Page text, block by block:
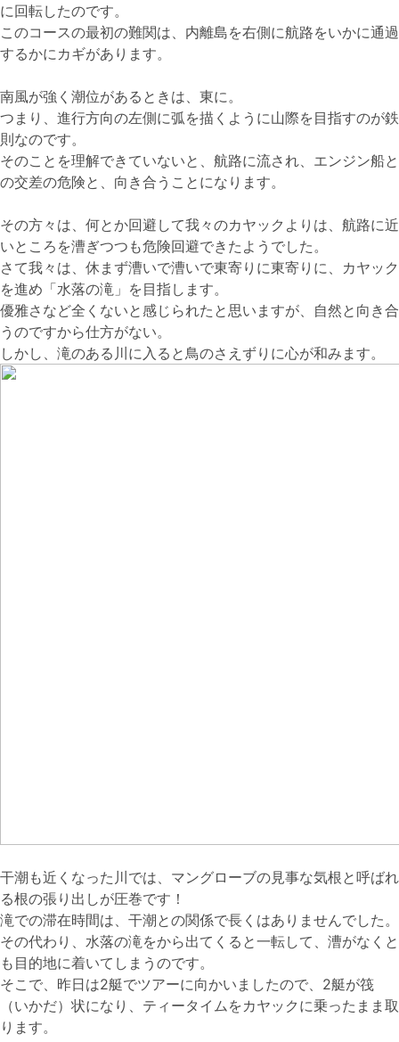
に回転したのです。
このコースの最初の難関は、内離島を右側に航路をいかに通過
するかにカギがあります。
南風が強く潮位があるときは、東に。
つまり、進行方向の左側に弧を描くように山際を目指すのが鉄
則なのです。
そのことを理解できていないと、航路に流され、エンジン船と
の交差の危険と、向き合うことになります。
その方々は、何とか回避して我々のカヤックよりは、航路に近
いところを漕ぎつつも危険回避できたようでした。
さて我々は、休まず漕いで漕いで東寄りに東寄りに、カヤック
を進め「水落の滝」を目指します。
優雅さなど全くないと感じられたと思いますが、自然と向き合
うのですから仕方がない。
しかし、滝のある川に入ると鳥のさえずりに心が和みます。
干潮も近くなった川では、マングローブの見事な気根と呼ばれ
る根の張り出しが圧巻です！
滝での滞在時間は、干潮との関係で長くはありませんでした。
その代わり、水落の滝をから出てくると一転して、漕がなくと
も目的地に着いてしまうのです。
そこで、昨日は2艇でツアーに向かいましたので、2艇が筏
（いかだ）状になり、ティータイムをカヤックに乗ったまま取
ります。